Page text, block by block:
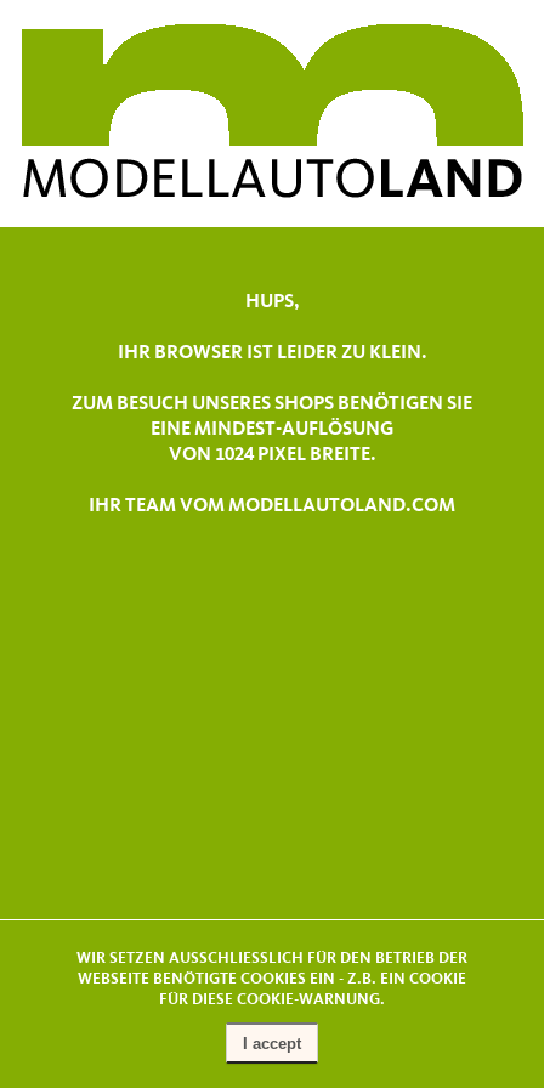
HUPS,
IHR BROWSER IST LEIDER ZU KLEIN.
ZUM BESUCH UNSERES SHOPS BENÖTIGEN SIE
EINE MINDEST-AUFLÖSUNG
VON 1024 PIXEL BREITE.
IHR TEAM VOM MODELLAUTOLAND.COM
WIR SETZEN AUSSCHLIESSLICH FÜR DEN BETRIEB DER
WEBSEITE BENÖTIGTE COOKIES EIN - Z.B. EIN COOKIE
FÜR DIESE COOKIE-WARNUNG.
I accept